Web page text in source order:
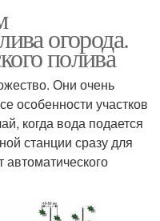
огорода.
полива
Они очень
особенности участков
когда вода подается
станции сразу для